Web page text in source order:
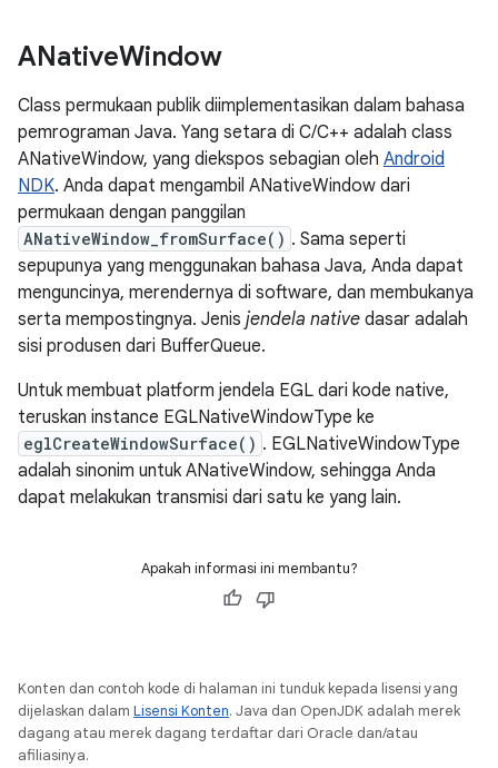
ANativeWindow
Class permukaan publik diimplementasikan dalam bahasa
pemrograman Java. Yang setara di C/C++ adalah class
ANativeWindow, yang diekspos sebagian oleh Android
NDK. Anda dapat mengambil ANativeWindow dari
permukaan dengan panggilan
ANativeWindow_fromSurface() . Sama seperti
sepupunya yang menggunakan bahasa Java, Anda dapat
menguncinya, merendernya di software, dan membukanya
serta mempostingnya. Jenis jendela native dasar adalah
sisi produsen dari BufferQueue.
Untuk membuat platform jendela EGL dari kode native,
teruskan instance EGLNativeWindowType ke
eglCreateWindowSurface() . EGLNativeWindowType
adalah sinonim untuk ANativeWindow, sehingga Anda
dapat melakukan transmisi dari satu ke yang lain.
Apakah informasi ini membantu?
Konten dan contoh kode di halaman ini tunduk kepada lisensi yang
dijelaskan dalam Lisensi Konten. Java dan OpenJDK adalah merek
dagang atau merek dagang terdaftar dari Oracle dan/atau
afiliasinya.